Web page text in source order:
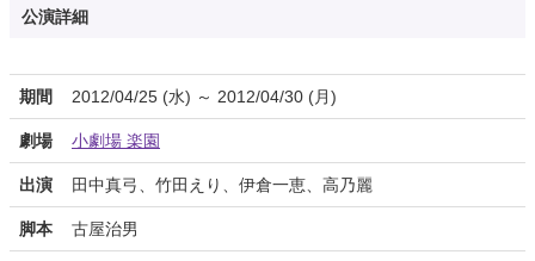
公演詳細
期間 2012/04/25 (水) ～ 2012/04/30 (月)
劇場 小劇場 楽園
出演 田中真弓、竹田えり、伊倉一恵、高乃麗
脚本 古屋治男